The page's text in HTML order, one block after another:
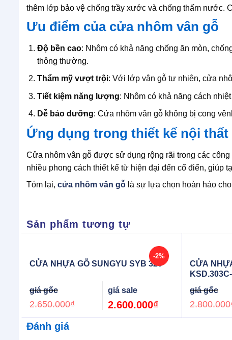
thêm lớp bảo vệ chống trầy xước và chống thấm nước.
Ưu điểm của cửa nhôm vân gỗ
Độ bền cao: Nhôm có khả năng chống ăn mòn,
thông thường.
Thẩm mỹ vượt trội: Với lớp vân gỗ tự nhiên, cửa
Tiết kiệm năng lượng: Nhôm có khả năng cách
Dễ bảo dưỡng: Cửa nhôm vân gỗ không bị cong
Ứng dụng trong thiết kế nội thất
Cửa nhôm vân gỗ được sử dụng rộng rãi trong các
nhiều phong cách thiết kế từ hiện đại đến cổ điển, giúp
Tóm lại, cửa nhôm vân gỗ là sự lựa chọn hoàn hảo
Sản phẩm tương tự
-2%
CỬA NHỰA GỖ SUNGYU SYB 329
2.650.000₫
price
2.650.000₫.
2.600.000₫
2.600.000₫.
CỬA
2.800.000
Đánh giá